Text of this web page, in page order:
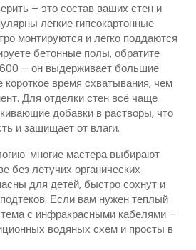
– это состав ваших стен и
легкие гипсокартонные
монтируются и легко поддаются
бетонные полы, обратите
– он выдерживает большие
короткое время схватывания, чем
Для отделки стен всё чаще
добавки в растворы, что
и защищает от влаги.
многие мастера выбирают
без летучих органических
для детей, быстро сохнут и
Если вам нужен теплый
с инфракрасными кабелями –
водяных схем и просты в